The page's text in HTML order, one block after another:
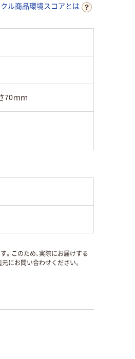
ル商品環境スコアとは
70ｍｍ
。このため、実際にお届けする
にお問い合わせください。